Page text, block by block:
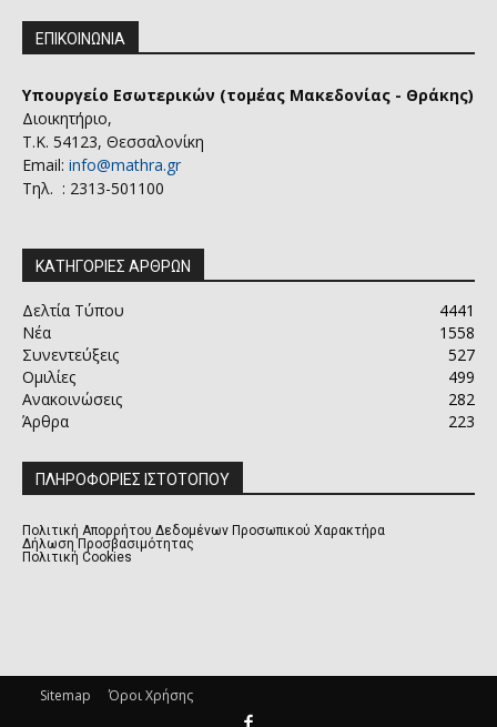
ΕΠΙΚΟΙΝΩΝΙΑ
Υπουργείο Εσωτερικών (τομέας Μακεδονίας - Θράκης)
Διοικητήριο,
Τ.Κ. 54123, Θεσσαλονίκη
Email: info@mathra.gr
Τηλ. : 2313-501100
ΚΑΤΗΓΟΡΙΕΣ ΑΡΘΡΩΝ
Δελτία Τύπου
4441
Νέα
1558
Συνεντεύξεις
527
Ομιλίες
499
Ανακοινώσεις
282
Άρθρα
223
ΠΛΗΡΟΦΟΡΙΕΣ ΙΣΤΟΤΟΠΟΥ
Πολιτική Απορρήτου Δεδομένων Προσωπικού Χαρακτήρα
Δήλωση Προσβασιμότητας
Πολιτική Cookies
Sitemap Όροι Χρήσης